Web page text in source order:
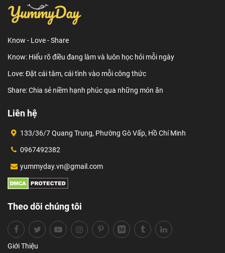
Know - Love - Share
Know: Hiểu rõ điều đang làm và luôn học hỏi mỗi ngày
Love: Đặt cái tâm, cái tình vào mỗi công thức
Share: Chia sẻ niềm hạnh phúc qua những món ăn
Liên hệ
133/36/7 Quang Trung, Phường Gò Vấp, Hồ Chí Minh
0967492382
yummyday.vn@gmail.com
Theo dõi chúng tôi
Giới Thiệu